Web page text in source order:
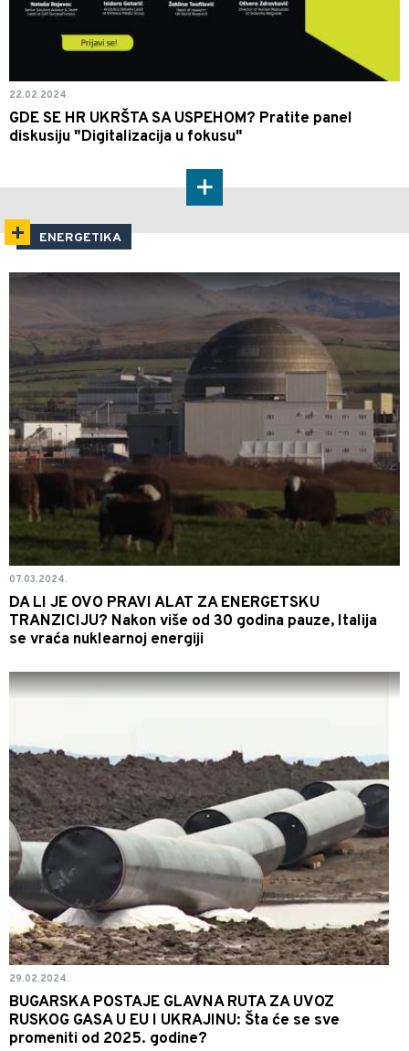
22.02.2024.
GDE SE HR UKRŠTA SA USPEHOM? Pratite panel
diskusiju "Digitalizacija u fokusu"
ENERGETIKA
07.03.2024.
DA LI JE OVO PRAVI ALAT ZA ENERGETSKU
TRANZICIJU? Nakon više od 30 godina pauze, Italija
se vraća nuklearnoj energiji
29.02.2024.
BUGARSKA POSTAJE GLAVNA RUTA ZA UVOZ
RUSKOG GASA U EU I UKRAJINU: Šta će se sve
promeniti od 2025. godine?